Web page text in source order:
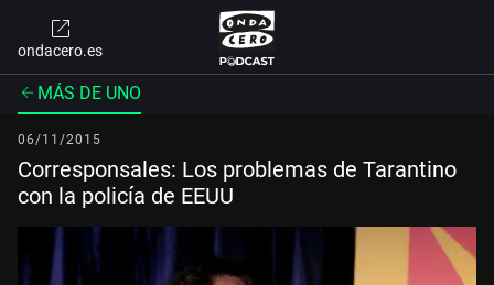
ondacero.es
MÁS DE UNO
06/11/2015
Corresponsales: Los problemas de Tarantino
con la policía de EEUU